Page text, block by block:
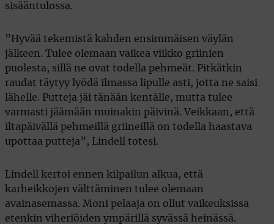
sisääntulossa.
”Hyvää tekemistä kahden ensimmäisen väylän
jälkeen. Tulee olemaan vaikea viikko griinien
puolesta, sillä ne ovat todella pehmeät. Pitkätkin
raudat täytyy lyödä ilmassa lipulle asti, jotta ne saisi
lähelle. Putteja jäi tänään kentälle, mutta tulee
varmasti jäämään muinakin päivinä. Veikkaan, että
iltapäivällä pehmeillä griineillä on todella haastava
upottaa putteja”, Lindell totesi.
Lindell kertoi ennen kilpailun alkua, että
karheikkojen välttäminen tulee olemaan
avainasemassa. Moni pelaaja on ollut vaikeuksissa
etenkin viheriöiden ympärillä syvässä heinässä.